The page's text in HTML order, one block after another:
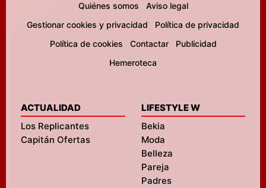
Quiénes somos
Aviso legal
Gestionar cookies y privacidad
Política de privacidad
Política de cookies
Contactar
Publicidad
Hemeroteca
ACTUALIDAD
Los Replicantes
Capitán Ofertas
LIFESTYLE W
Bekia
Moda
Belleza
Pareja
Padres